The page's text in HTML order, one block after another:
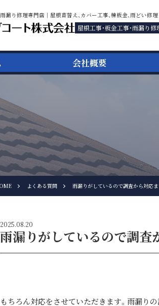
漏り修理専門店｜屋根葺替え、カバー工事、棟板金、雨どい修
屋根工事・板金工事・雨漏り
会社概要
よくある質問 雨漏りがしているので調査から対応ま
2025.08.20
雨漏りがしているので調査
もちろん対応をさせていただきます。雨漏り